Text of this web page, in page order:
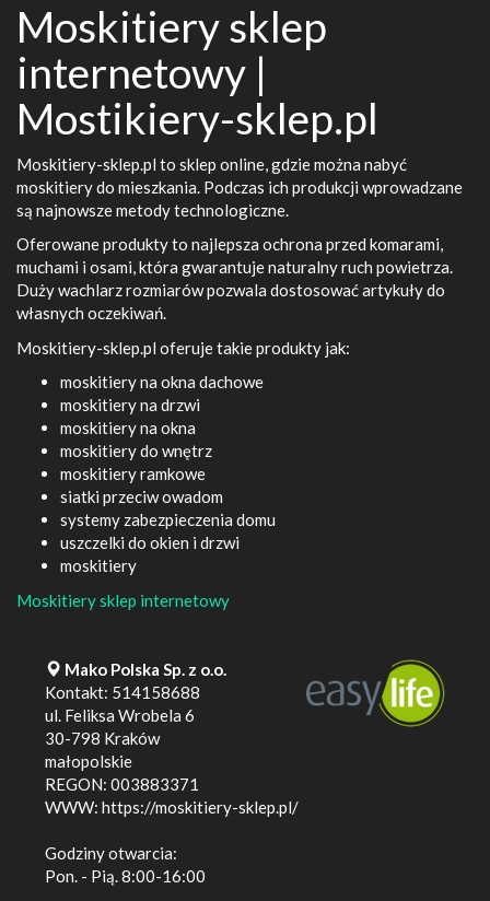
Moskitiery sklep
internetowy |
Mostikiery-sklep.pl
Moskitiery-sklep.pl to sklep online, gdzie można nabyć
moskitiery do mieszkania. Podczas ich produkcji wprowadzane
są najnowsze metody technologiczne.
Oferowane produkty to najlepsza ochrona przed komarami,
muchami i osami, która gwarantuje naturalny ruch powietrza.
Duży wachlarz rozmiarów pozwala dostosować artykuły do
własnych oczekiwań.
Moskitiery-sklep.pl oferuje takie produkty jak:
moskitiery na okna dachowe
moskitiery na drzwi
moskitiery na okna
moskitiery do wnętrz
moskitiery ramkowe
siatki przeciw owadom
systemy zabezpieczenia domu
uszczelki do okien i drzwi
moskitiery
Moskitiery sklep internetowy
Mako Polska Sp. z o.o.
Kontakt: 514158688
ul. Feliksa Wrobela 6
30-798 Kraków
małopolskie
REGON: 003883371
WWW: https://moskitiery-sklep.pl/
Godziny otwarcia:
Pon. - Pią. 8:00-16:00